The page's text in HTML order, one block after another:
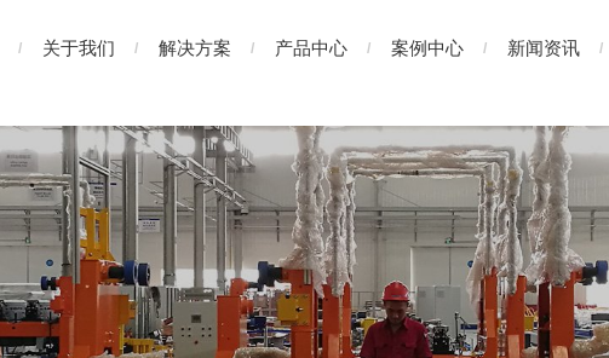
关于我们 解决方案 产品中心 案例中心 新闻资讯